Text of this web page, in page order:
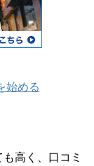
始める
高く、口コミ